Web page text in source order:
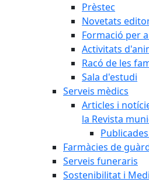
Prèstec
Novetats
Formació per
Activitats
Racó de les
Sala d'estudi
Serveis mèdics
Articles i
la Revista
Farmàcies de
Serveis funeraris
Sostenibilitat i